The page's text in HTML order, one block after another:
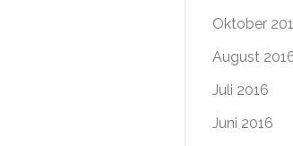
Oktober
August
Juli 2016
Juni 2016